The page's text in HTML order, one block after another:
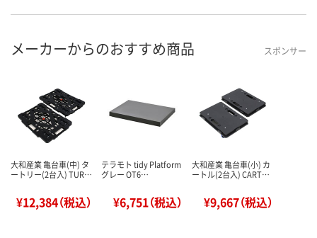
メーカーからのおすすめ商品 スポンサー
大和産業 亀台車(中) タ
ートリー(2台入) TUR…
¥12,384（税込）
テラモト tidy Platform
グレー OT6…
¥6,751（税込）
大和産業 亀台車(小) カ
ートル(2台入) CART…
¥9,667（税込）